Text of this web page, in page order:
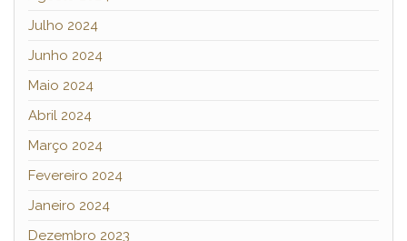
Julho 2024
Junho 2024
Maio 2024
Abril 2024
Março 2024
Fevereiro 2024
Janeiro 2024
Dezembro 2023